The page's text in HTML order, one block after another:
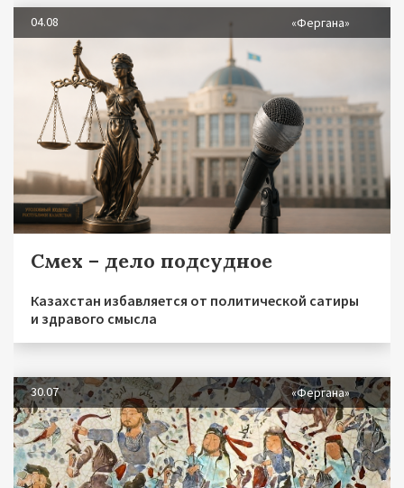
04.08 «Фергана»
Смех – дело подсудное
Казахстан избавляется от политической сатиры
и здравого смысла
30.07 «Фергана»